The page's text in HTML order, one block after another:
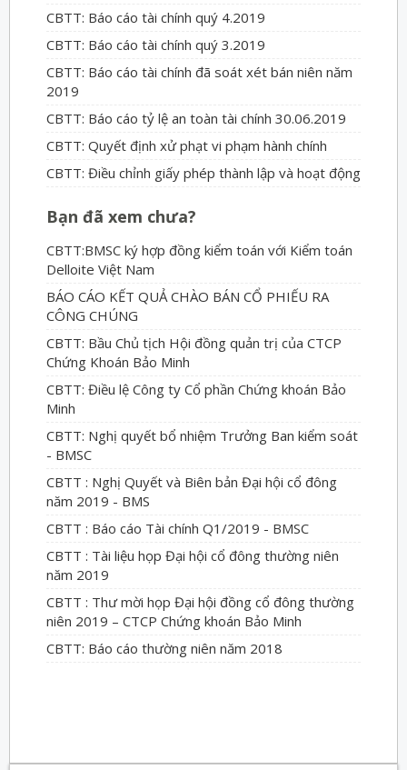
CBTT: Báo cáo tài chính quý 4.2019
CBTT: Báo cáo tài chính quý 3.2019
CBTT: Báo cáo tài chính đã soát xét bán niên năm
2019
CBTT: Báo cáo tỷ lệ an toàn tài chính 30.06.2019
CBTT: Quyết định xử phạt vi phạm hành chính
CBTT: Điều chỉnh giấy phép thành lập và hoạt động
Bạn đã xem chưa?
CBTT:BMSC ký hợp đồng kiểm toán với Kiểm toán
Delloite Việt Nam
BÁO CÁO KẾT QUẢ CHÀO BÁN CỔ PHIẾU RA
CÔNG CHÚNG
CBTT: Bầu Chủ tịch Hội đồng quản trị của CTCP
Chứng Khoán Bảo Minh
CBTT: Điều lệ Công ty Cổ phần Chứng khoán Bảo
Minh
CBTT: Nghị quyết bổ nhiệm Trưởng Ban kiểm soát
- BMSC
CBTT : Nghị Quyết và Biên bản Đại hội cổ đông
năm 2019 - BMS
CBTT : Báo cáo Tài chính Q1/2019 - BMSC
CBTT : Tài liệu họp Đại hội cổ đông thường niên
năm 2019
CBTT : Thư mời họp Đại hội đồng cổ đông thường
niên 2019 – CTCP Chứng khoán Bảo Minh
CBTT: Báo cáo thường niên năm 2018